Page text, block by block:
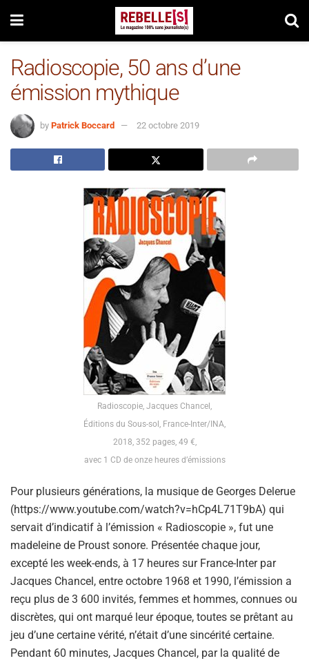
Radioscopie, 50 ans d’une
émission mythique
by Patrick Boccard 22 octobre 2019
Radioscopie, Jacques Chancel,
Éditions du Sous-sol, France-Inter/INA,
2018, 352 pages, 49 €,
avec 1 CD de onze heures d’émissions
Pour plusieurs générations, la musique de Georges Delerue
(https://www.youtube.com/watch?v=hCp4L71T9bA) qui
servait d’indicatif à l’émission « Radioscopie », fut une
madeleine de Proust sonore. Présentée chaque jour,
excepté les week-ends, à 17 heures sur France-Inter par
Jacques Chancel, entre octobre 1968 et 1990, l’émission a
reçu plus de 3 600 invités, femmes et hommes, connues ou
discrètes, qui ont marqué leur époque, toutes se prêtant au
jeu d’une certaine vérité, n’était d’une sincérité certaine.
Pendant 60 minutes, Jacques Chancel, par la qualité de